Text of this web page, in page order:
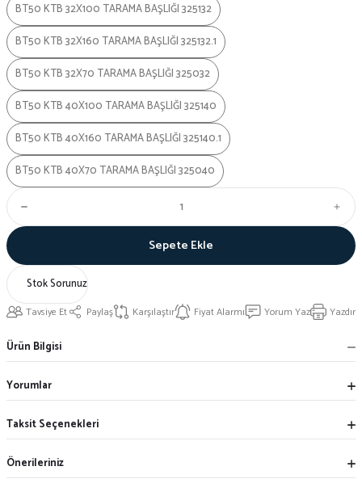
BT50 KTB 32X100 TARAMA BAŞLIĞI 325132
BT50 KTB 32X160 TARAMA BAŞLIĞI 325132.1
BT50 KTB 32X70 TARAMA BAŞLIĞI 325032
BT50 KTB 40X100 TARAMA BAŞLIĞI 325140
BT50 KTB 40X160 TARAMA BAŞLIĞI 325140.1
BT50 KTB 40X70 TARAMA BAŞLIĞI 325040
Sepete Ekle
Stok Sorunuz
Tavsiye Et Paylaş Karşılaştır Fiyat Alarmı Yorum Yaz Yazdır
Ürün Bilgisi
Yorumlar
Taksit Seçenekleri
Önerileriniz